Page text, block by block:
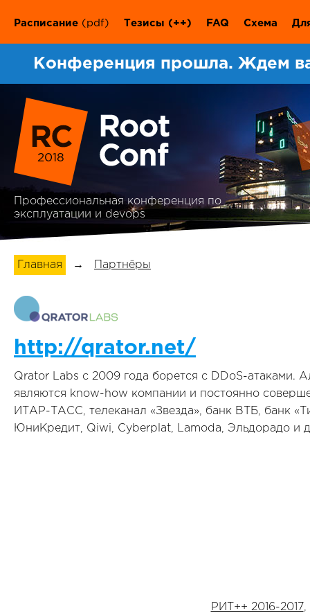
Расписание (pdf) Тезисы (++) FAQ Схема
Конференция прошла. Ждем
2018
Профессиональная конференция по
эксплуатации и devops
Главная → Партнёры
http://qrator.net/
Qrator Labs c 2009 года борется с DDoS-атаками.
являются know-how компании и постоянно
ИТАР-ТАСС, телеканал «Звезда», банк ВТБ, банк
ЮниКредит, Qiwi, Cyberplat, Lamoda, Эльдорадо и
РИТ++ 2016-2017,